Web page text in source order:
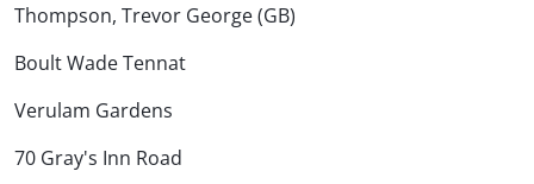
Thompson, Trevor George (GB)
Boult Wade Tennat
Verulam Gardens
70 Gray's Inn Road